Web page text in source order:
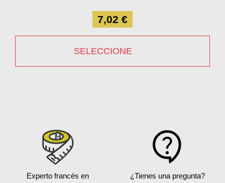
7,02 €
SELECCIONE
Experto francés en
¿Tienes una pregunta?